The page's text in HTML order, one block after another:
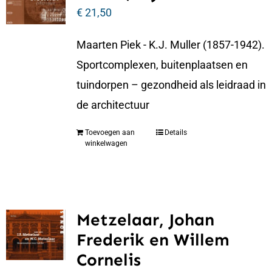
€21,50
Maarten Piek - K.J. Muller (1857-1942).
Sportcomplexen, buitenplaatsen en
tuindorpen – gezondheid als leidraad in
de architectuur
Toevoegen aan
winkelwagen
Details
Metzelaar, Johan
Frederik en Willem
Cornelis